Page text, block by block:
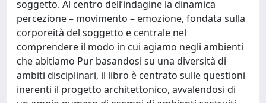
soggetto. Al centro dell’indagine la dinamica
percezione – movimento – emozione, fondata sulla
corporeità del soggetto e centrale nel
comprendere il modo in cui agiamo negli ambienti
che abitiamo Pur basandosi su una diversità di
ambiti disciplinari, il libro è centrato sulle questioni
inerenti il progetto architettonico, avvalendosi di